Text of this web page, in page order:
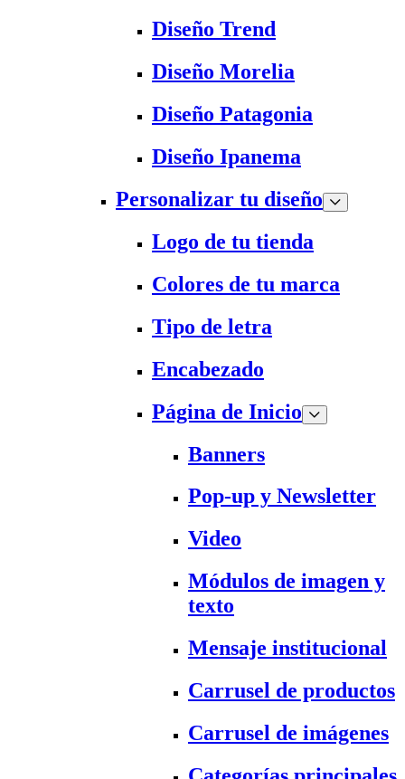
Diseño Trend
Diseño Morelia
Diseño Patagonia
Diseño Ipanema
Personalizar tu diseño
Logo de tu tienda
Colores de tu marca
Tipo de letra
Encabezado
Página de Inicio
Banners
Pop-up y Newsletter
Video
Módulos de imagen y
texto
Mensaje institucional
Carrusel de productos
Carrusel de imágenes